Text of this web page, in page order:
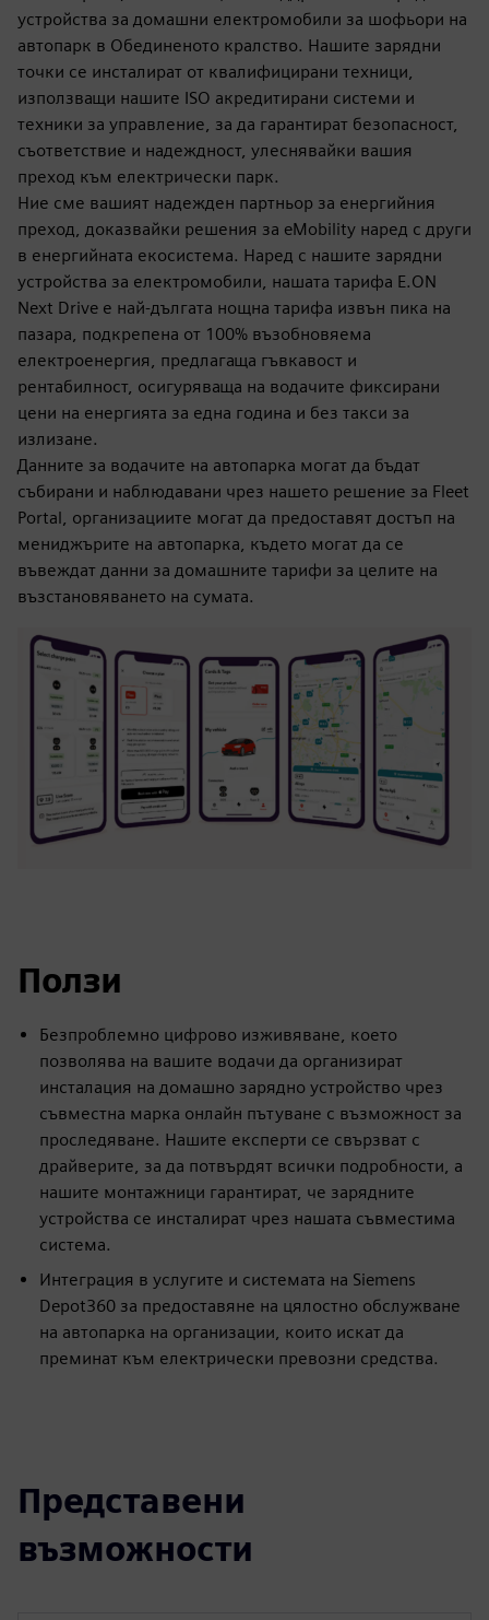
устройства за домашни електромобили за шофьори на
автопарк в Обединеното кралство. Нашите зарядни
точки се инсталират от квалифицирани техници,
използващи нашите ISO акредитирани системи и
техники за управление, за да гарантират безопасност,
съответствие и надеждност, улеснявайки вашия
преход към електрически парк.
Ние сме вашият надежден партньор за енергийния
преход, доказвайки решения за eMobility наред с други
в енергийната екосистема. Наред с нашите зарядни
устройства за електромобили, нашата тарифа E.ON
Next Drive е най-дългата нощна тарифа извън пика на
пазара, подкрепена от 100% възобновяема
електроенергия, предлагаща гъвкавост и
рентабилност, осигуряваща на водачите фиксирани
цени на енергията за една година и без такси за
излизане.
Данните за водачите на автопарка могат да бъдат
събирани и наблюдавани чрез нашето решение за Fleet
Portal, организациите могат да предоставят достъп на
мениджърите на автопарка, където могат да се
въвеждат данни за домашните тарифи за целите на
възстановяването на сумата.
Ползи
Безпроблемно цифрово изживяване, което
позволява на вашите водачи да организират
инсталация на домашно зарядно устройство чрез
съвместна марка онлайн пътуване с възможност за
проследяване. Нашите експерти се свързват с
драйверите, за да потвърдят всички подробности, а
нашите монтажници гарантират, че зарядните
устройства се инсталират чрез нашата съвместима
система.
Интеграция в услугите и системата на Siemens
Depot360 за предоставяне на цялостно обслужване
на автопарка на организации, които искат да
преминат към електрически превозни средства.
Представени
възможности